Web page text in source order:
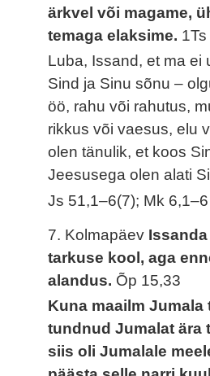
ärkvel või magame,
temaga elaksime.
Luba, Issand, et ma ei
Sind ja Sinu sõnu –
öö, rahu või rahutus,
rikkus või vaesus, elu
olen tänulik, et koos
Jeesusega olen alati
Js 51,1–6(7); Mk 6,1–6
7. Kolmapäev
tarkuse kool, aga
alandus. Õp 15,33
Kuna maailm Jumala
tundnud Jumalat ära
siis oli Jumalale